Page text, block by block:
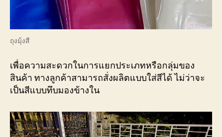
ถุงมุ้งสี
เพื่อความสะดวกในการแยกประเภทหรือกลุ่มของ
สินค้า ทางลูกค้าสามารถสั่งผลิตแบบใส่สีได้ ไม่ว่าจะ
เป็นสีแบบทึบมองข้างใน